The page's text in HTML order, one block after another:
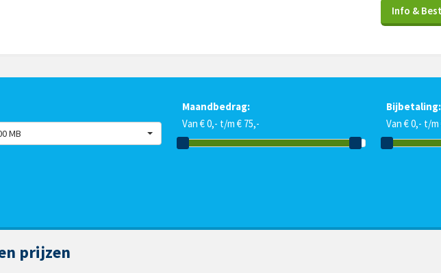
Info &
MB
Maandbedrag:
Van € 0,- t/m € 75,-
Bijbetaling:
Van € 0,- t/m
prijzen